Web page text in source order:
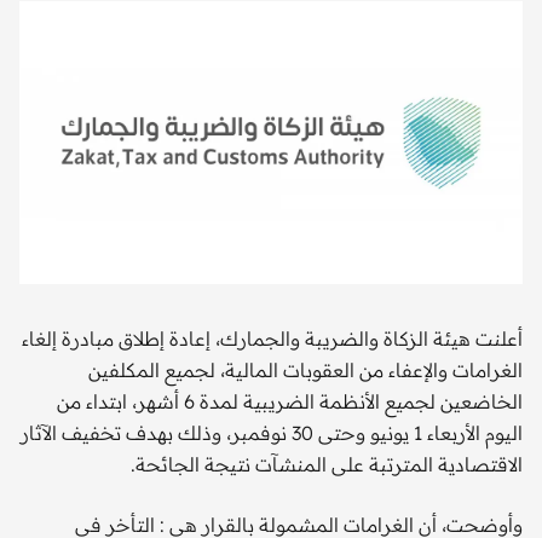
أعلنت هيئة الزكاة والضريبة والجمارك، إعادة إطلاق مبادرة إلغاء
الغرامات والإعفاء من العقوبات المالية، لجميع المكلفين
الخاضعين لجميع الأنظمة الضريبية لمدة 6 أشهر، ابتداء من
اليوم الأربعاء 1 يونيو وحتى 30 نوفمبر، وذلك بهدف تخفيف الآثار
الاقتصادية المترتبة على المنشآت نتيجة الجائحة.
وأوضحت، أن الغرامات المشمولة بالقرار هي : التأخر في